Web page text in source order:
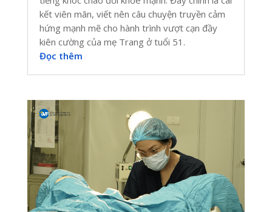
kết viên mãn, viết nên câu chuyện truyền cảm
hứng mạnh mẽ cho hành trình vượt cạn đầy
kiên cường của mẹ Trang ở tuổi 51.
Đọc thêm